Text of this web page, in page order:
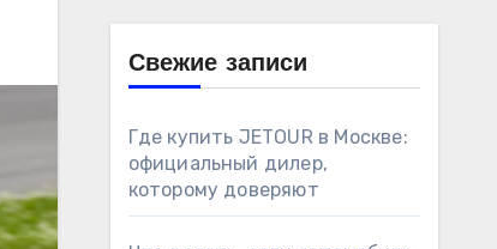
Свежие записи
Где купить JETOUR в Москве:
официальный дилер,
которому доверяют